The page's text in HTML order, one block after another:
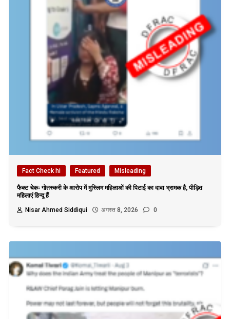
Fact Check hi Featured Misleading
फैक्ट चेकः गोतस्करी के आरोप में मुस्लिम महिलाओं की पिटाई का दावा भ्रामक है, पीड़ित
महिलाएं हिन्दू हैं
Nisar Ahmed Siddiqui
अगस्त 8, 2026 0